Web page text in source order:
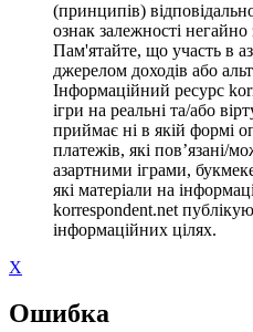
(принципів)
ознак залежності негайно
Пам'ятайте, що участь в
джерелом доходів або
Інформаційний ресурс
ігри на реальні та/або
приймає ні в якій формі
платежів, які пов’язані/
азартними іграми,
які матеріали на
korrespondent.net
інформаційних цілях.
X
Ошибка